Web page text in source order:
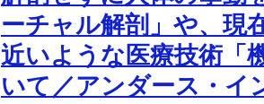
ーチャル解剖」や、現
近いような医療技術「
いて／アンダース・イ